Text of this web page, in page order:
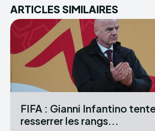
ARTICLES SIMILAIRES
FIFA : Gianni Infantino
resserrer les rangs...